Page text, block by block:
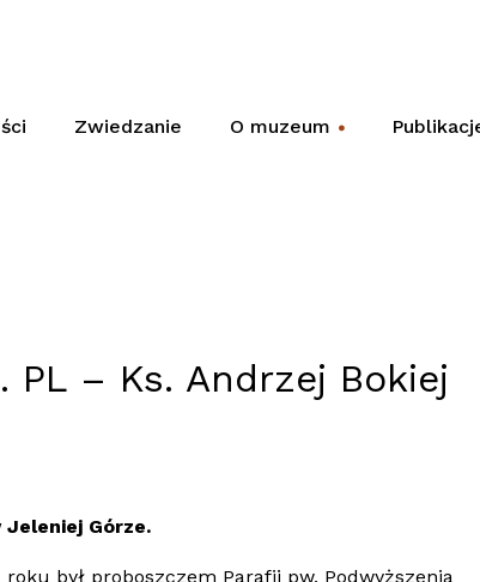
Zwiedzanie
O muzeum
PL – Ks. Andrzej Bokiej
Jeleniej Górze.
roku był proboszczem Parafii pw. Podwyższenia